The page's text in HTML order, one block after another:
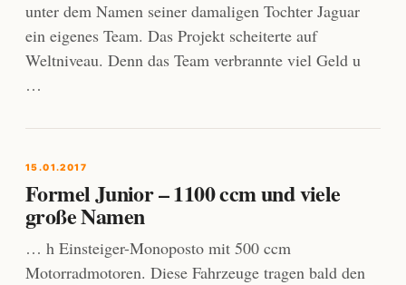
unter dem Namen seiner damaligen Tochter Jaguar
ein eigenes Team. Das Projekt scheiterte auf
Weltniveau. Denn das Team verbrannte viel Geld u
…
15.01.2017
Formel Junior – 1100 ccm und viele
große Namen
… h Einsteiger-Monoposto mit 500 ccm
Motorradmotoren. Diese Fahrzeuge tragen bald den